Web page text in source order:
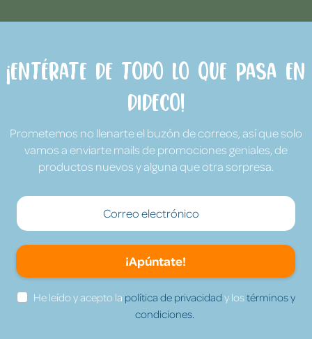
¡Entérate de todo lo que pasa en
Dideco!
Prometemos no llenarte el buzón de correos, así que solo
vamos a enviarte mails de promociones geniales, de
productos nuevos y alguna que otra sorpresa.
¡Apúntate!
He leído y acepto la política de privacidad y lostérminos y
condiciones.